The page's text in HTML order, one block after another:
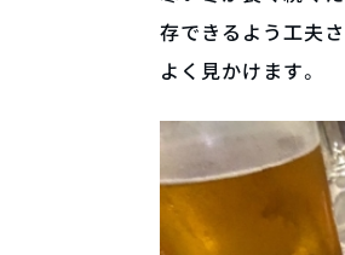
存できるよう工夫
よく見かけます。